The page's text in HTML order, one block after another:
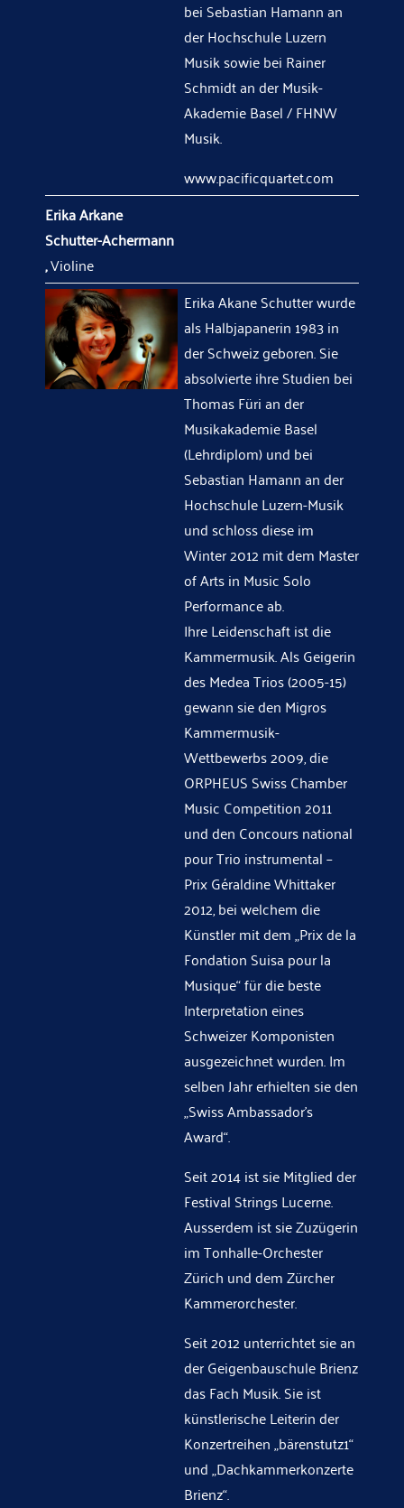
bei Sebastian Hamann an
der Hochschule Luzern
Musik sowie bei Rainer
Schmidt an der Musik-
Akademie Basel / FHNW
Musik.
www.pacificquartet.com
Erika Arkane
Schutter-Achermann
,Violine
Erika Akane Schutter wurde
als Halbjapanerin 1983 in
der Schweiz geboren. Sie
absolvierte ihre Studien bei
Thomas Füri an der
Musikakademie Basel
(Lehrdiplom) und bei
Sebastian Hamann an der
Hochschule Luzern-Musik
und schloss diese im
Winter 2012 mit dem Master
of Arts in Music Solo
Performance ab.
Ihre Leidenschaft ist die
Kammermusik. Als Geigerin
des Medea Trios (2005-15)
gewann sie den Migros
Kammermusik-
Wettbewerbs 2009, die
ORPHEUS Swiss Chamber
Music Competition 2011
und den Concours national
pour Trio instrumental –
Prix Géraldine Whittaker
2012, bei welchem die
Künstler mit dem „Prix de la
Fondation Suisa pour la
Musique“ für die beste
Interpretation eines
Schweizer Komponisten
ausgezeichnet wurden. Im
selben Jahr erhielten sie den
„Swiss Ambassador’s
Award“.
Seit 2014 ist sie Mitglied der
Festival Strings Lucerne.
Ausserdem ist sie Zuzügerin
im Tonhalle-Orchester
Zürich und dem Zürcher
Kammerorchester.
Seit 2012 unterrichtet sie an
der Geigenbauschule Brienz
das Fach Musik. Sie ist
künstlerische Leiterin der
Konzertreihen „bärenstutz1“
und „Dachkammerkonzerte
Brienz“.